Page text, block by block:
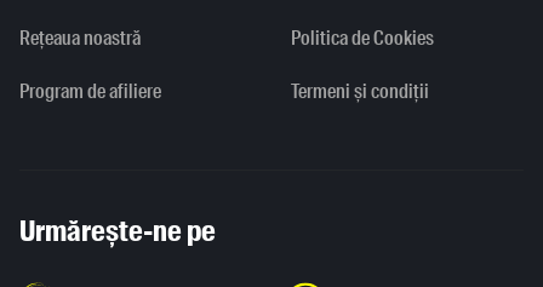
Rețeaua noastră
Program de afiliere
Politica de Cookies
Termeni și condiții
Urmărește-ne pe